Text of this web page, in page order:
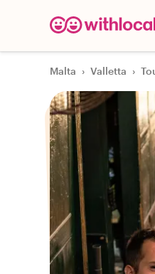
Malta › Valletta ›